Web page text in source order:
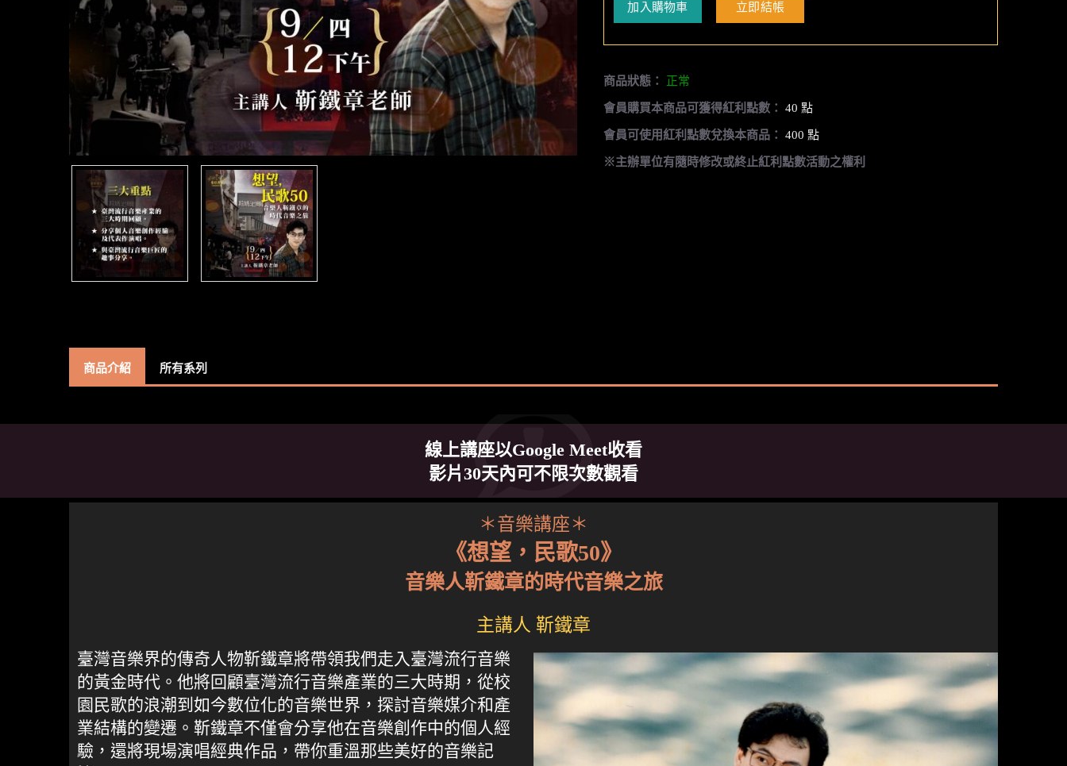
加入購物車 立即結帳
商品狀態： 正常
會員購買本商品可獲得紅利點數： 40 點
會員可使用紅利點數兌換本商品： 400 點
※主辦單位有隨時修改或終止紅利點數活動之權利
商品介紹 所有系列
線上講座以Google Meet收看
影片30天內可不限次數觀看
＊音樂講座＊
《想望，民歌50》
音樂人靳鐵章的時代音樂之旅
主講人 靳鐵章
臺灣音樂界的傳奇人物靳鐵章將帶領我們走入臺灣流行音樂
的黃金時代。他將回顧臺灣流行音樂產業的三大時期，從校
園民歌的浪潮到如今數位化的音樂世界，探討音樂媒介和產
業結構的變遷。靳鐵章不僅會分享他在音樂創作中的個人經
驗，還將現場演唱經典作品，帶你重溫那些美好的音樂記